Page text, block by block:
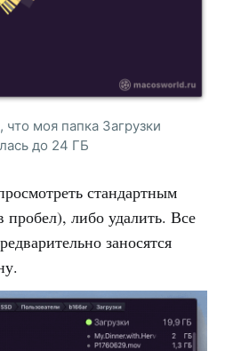
моя папка Загрузки
до 24 ГБ
стандартным
пробел), либо удалить. Все
заносятся